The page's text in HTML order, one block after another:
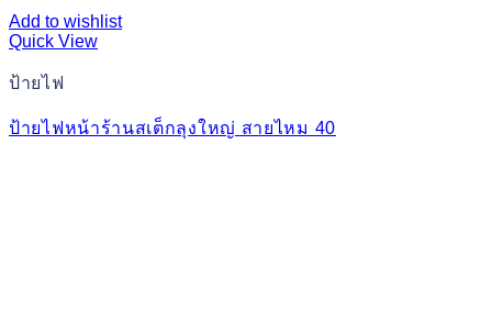
Add to wishlist
Quick View
ป้ายไฟ
ป้ายไฟหน้าร้านสเต็กลุงใหญ่ สายไหม 40